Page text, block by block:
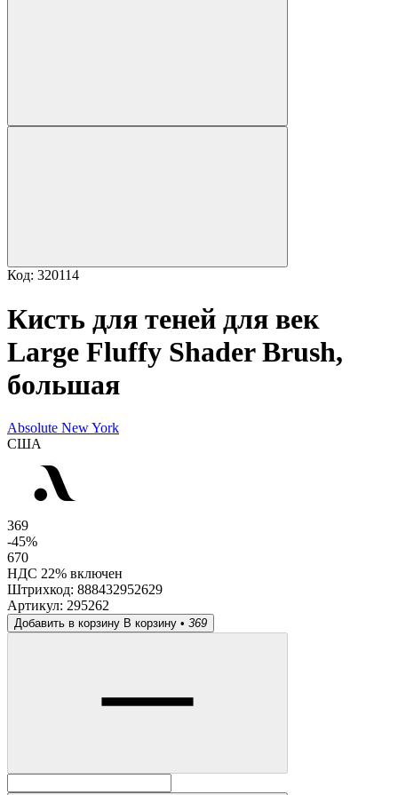
Код: 320114
Кисть для теней для век
Large Fluffy Shader Brush,
большая
Absolute New York
США
369
-45%
670
НДС 22% включен
Штрихкод: 888432952629
Артикул: 295262
Добавить в корзину В корзину • 369